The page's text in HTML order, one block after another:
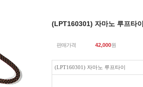
(LPT160301) 자마노 루프타이
판매가격 42,000원
(LPT160301) 자마노 루프타이